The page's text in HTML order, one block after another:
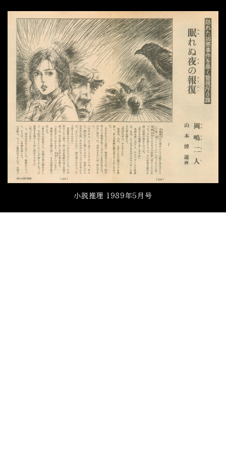
小説推理 1989年5月号